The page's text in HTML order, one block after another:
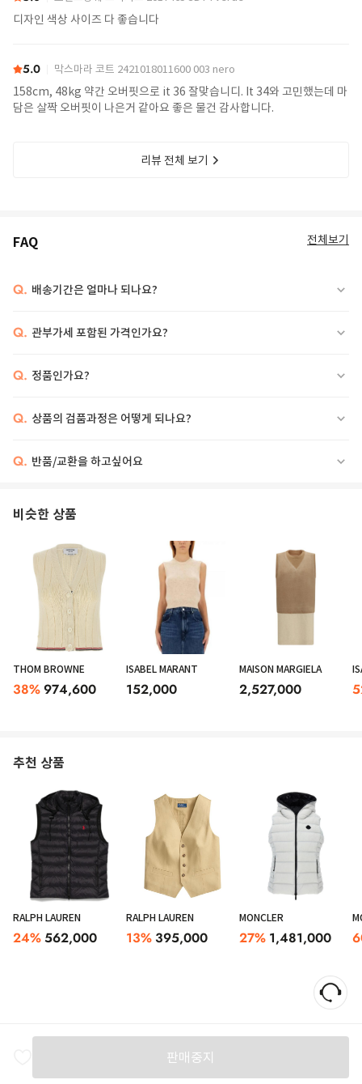
디자인 색상 사이즈 다 좋습니다
5.0 막스마라 코트 2421018011600 003 nero
158cm, 48kg 약간 오버핏으로 it 36 잘맞습니디. It 34와 고민했는데 마
담은 살짝 오버핏이 나은거 같아요 좋은 물건 감사합니다.
리뷰 전체 보기
FAQ 전체보기
Q. 배송기간은 얼마나 되나요?
Q. 관부가세 포함된 가격인가요?
Q. 정품인가요?
Q. 상품의 검품과정은 어떻게 되나요?
Q. 반품/교환을 하고싶어요
비슷한 상품
THOM BROWNE
38%974,600
ISABEL MARANT
152,000
MAISON MARGIELA
2,527,000
추천 상품
RALPH LAUREN
24%562,000
RALPH LAUREN
13% 395,000
MONCLER
27% 1,481,000
판매중지